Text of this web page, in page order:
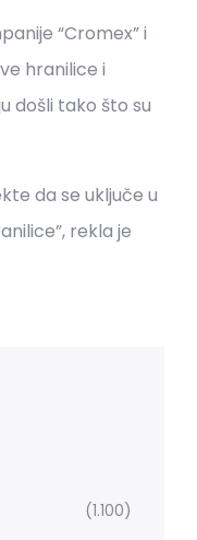
“Cromex” i
hranilice i
došli tako što su
da se uključe u
rekla je
(1.100)